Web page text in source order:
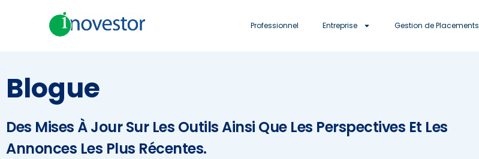
Professionnel Entreprise Gestion de Placements
Blogue
Des Mises À Jour Sur Les Outils Ainsi Que Les Perspectives Et Les
Annonces Les Plus Récentes.